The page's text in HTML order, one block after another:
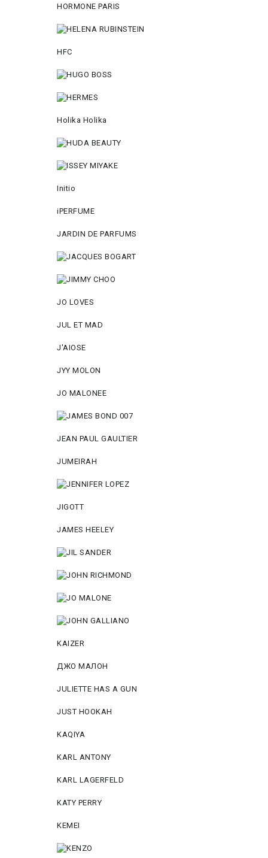
HORMONE PARIS
HFC
Holika Holika
Initio
iPERFUME
JARDIN DE PARFUMS
JO LOVES
JUL ET MAD
J'AIOSE
JYY МОLON
JO MАLОNEE
JEAN PAUL GAULTIER
JUMEIRAH
JIGOTT
JAMES HEELEY
KAIZER
ДЖО МАЛОН
JULIETTE HAS A GUN
JUST HOOKAH
KAQIYA
KARL ANTONY
KARL LAGERFELD
KATY PERRY
KEMEI